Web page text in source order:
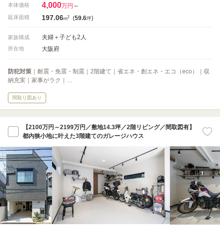
本体価格 4,000万円 ～
延床面積 197.06m2 (59.6坪)
家族構成 夫婦＋子ども2人
所在地 大阪府
防犯対策 ｜耐震・免震・制震｜2階建て｜省エネ・創エネ・エコ（eco）｜収
納充実｜家事がラク｜…
間取り図あり
【2100万円～2199万円／敷地14.3坪／2階リビング／間取図有】
都内狭小地に叶えた3階建てのガレージハウス